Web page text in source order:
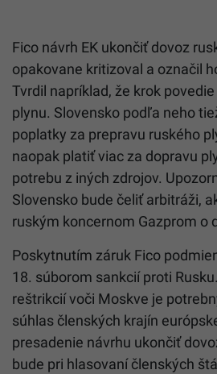
Fico návrh EK ukončiť dovoz
opakovane kritizoval a označil
Tvrdil napríklad, že krok
plynu. Slovensko podľa neho
poplatky za prepravu ruského
naopak platiť viac za dopravu
potrebu z iných zdrojov.
Slovensko bude čeliť arbitráži,
ruským koncernom Gazprom o
Poskytnutím záruk Fico
18. súborom sankcií proti
reštrikcií voči Moskve je
súhlas členských krajín
presadenie návrhu ukončiť
bude pri hlasovaní členských